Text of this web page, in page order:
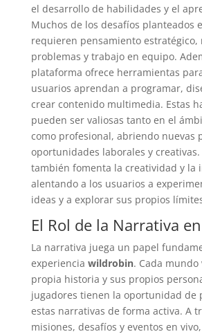
el desarrollo de habilidades y el
Muchos de los desafíos planteados
requieren pensamiento estratégico,
problemas y trabajo en equipo.
plataforma ofrece herramientas
usuarios aprendan a programar,
crear contenido multimedia. Estas
pueden ser valiosas tanto en el
como profesional, abriendo nuevas
oportunidades laborales y
también fomenta la creatividad y la
alentando a los usuarios a
ideas y a explorar sus propios
El Rol de la Narrativa
La narrativa juega un papel
experiencia wildrobin. Cada
propia historia y sus propios
jugadores tienen la oportunidad de
estas narrativas de forma activa. A
misiones, desafíos y eventos en